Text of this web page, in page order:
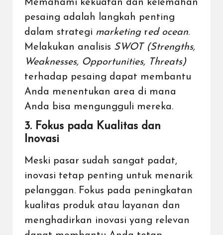
Memahami kekuatan dan kelemahan
pesaing adalah langkah penting
dalam strategi marketing red ocean.
Melakukan analisis SWOT (Strengths,
Weaknesses, Opportunities, Threats)
terhadap pesaing dapat membantu
Anda menentukan area di mana
Anda bisa mengungguli mereka.
3. Fokus pada Kualitas dan
Inovasi
Meski pasar sudah sangat padat,
inovasi tetap penting untuk menarik
pelanggan. Fokus pada peningkatan
kualitas produk atau layanan dan
menghadirkan inovasi yang relevan